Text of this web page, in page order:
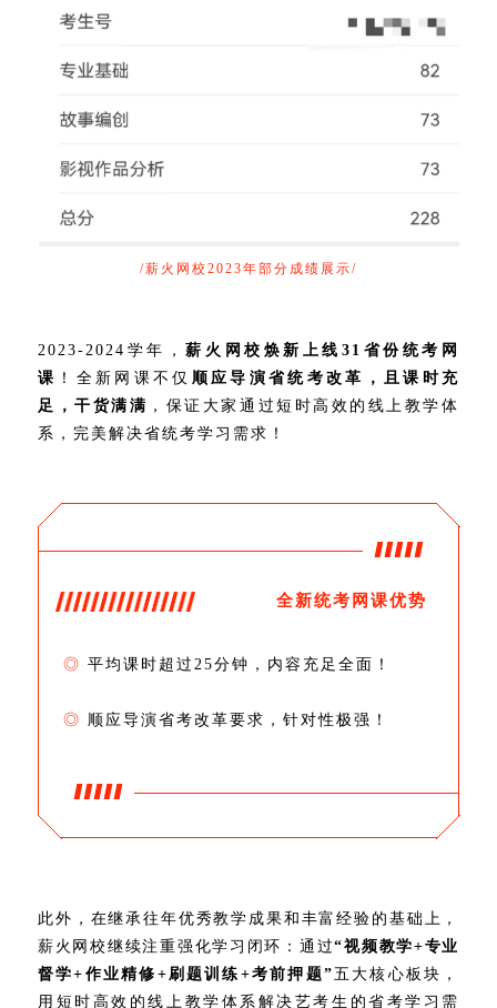
/薪火网校2023年部分成绩展示/
2023-2024学年，薪火网校焕新上线31省份统考网
课 ！全新网课不仅 顺应导演省统考改革 ， 且课时充
足，干货满满 ，保证大家通过短时高效的线上教学体
系，完美解决省统考学习需求！
全新统考网课优势
◎ 平均课时超过25分钟，内容充足全面！
◎ 顺应导演省考改革要求，针对性极强！
此外，在继承往年优秀教学成果和丰富经验的基础上，
薪火网校继续注重强化学习闭环：通过“视频教学+专业
督学+作业精修+刷题训练+考前押题”五大核心板块，
用短时高效的线上教学体系解决艺考生的省考学习需